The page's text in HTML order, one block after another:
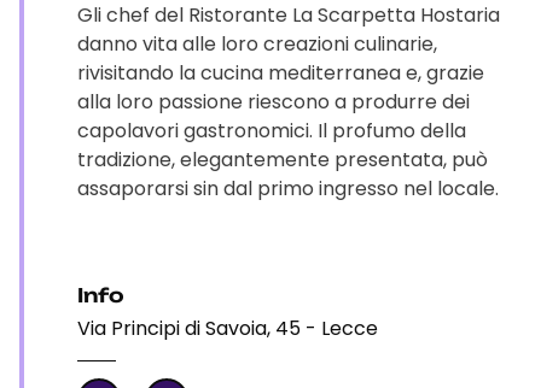
Gli chef del Ristorante La Scarpetta Hostaria
danno vita alle loro creazioni culinarie,
rivisitando la cucina mediterranea e, grazie
alla loro passione riescono a produrre dei
capolavori gastronomici. Il profumo della
tradizione, elegantemente presentata, può
assaporarsi sin dal primo ingresso nel locale.
Info
Via Principi di Savoia, 45 - Lecce